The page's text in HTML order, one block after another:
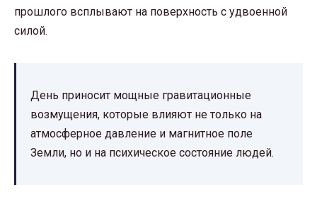
прошлого всплывают на поверхность с удвоенной
силой.
День приносит мощные гравитационные
возмущения, которые влияют не только на
атмосферное давление и магнитное поле
Земли, но и на психическое состояние людей.